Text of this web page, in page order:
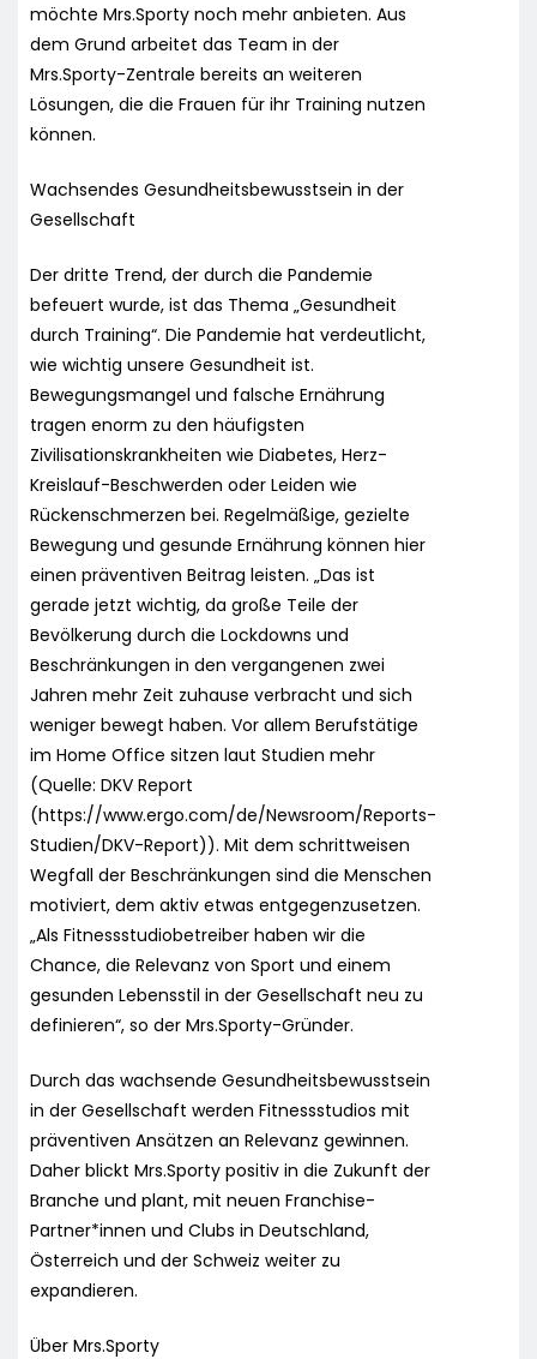
möchte Mrs.Sporty noch mehr anbieten. Aus
dem Grund arbeitet das Team in der
Mrs.Sporty-Zentrale bereits an weiteren
Lösungen, die die Frauen für ihr Training nutzen
können.
Wachsendes Gesundheitsbewusstsein in der
Gesellschaft
Der dritte Trend, der durch die Pandemie
befeuert wurde, ist das Thema „Gesundheit
durch Training“. Die Pandemie hat verdeutlicht,
wie wichtig unsere Gesundheit ist.
Bewegungsmangel und falsche Ernährung
tragen enorm zu den häufigsten
Zivilisationskrankheiten wie Diabetes, Herz-
Kreislauf-Beschwerden oder Leiden wie
Rückenschmerzen bei. Regelmäßige, gezielte
Bewegung und gesunde Ernährung können hier
einen präventiven Beitrag leisten. „Das ist
gerade jetzt wichtig, da große Teile der
Bevölkerung durch die Lockdowns und
Beschränkungen in den vergangenen zwei
Jahren mehr Zeit zuhause verbracht und sich
weniger bewegt haben. Vor allem Berufstätige
im Home Office sitzen laut Studien mehr
(Quelle: DKV Report
(https://www.ergo.com/de/Newsroom/Reports-
Studien/DKV-Report)). Mit dem schrittweisen
Wegfall der Beschränkungen sind die Menschen
motiviert, dem aktiv etwas entgegenzusetzen.
„Als Fitnessstudiobetreiber haben wir die
Chance, die Relevanz von Sport und einem
gesunden Lebensstil in der Gesellschaft neu zu
definieren“, so der Mrs.Sporty-Gründer.
Durch das wachsende Gesundheitsbewusstsein
in der Gesellschaft werden Fitnessstudios mit
präventiven Ansätzen an Relevanz gewinnen.
Daher blickt Mrs.Sporty positiv in die Zukunft der
Branche und plant, mit neuen Franchise-
Partner*innen und Clubs in Deutschland,
Österreich und der Schweiz weiter zu
expandieren.
Über Mrs.Sporty